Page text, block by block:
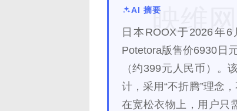
AI 摘要
日本ROOX于2026年6
Potetora版售价6930日
（约399元人民币）。
计，采用“不折腾”理念
在宽松衣物上，用户只
映维